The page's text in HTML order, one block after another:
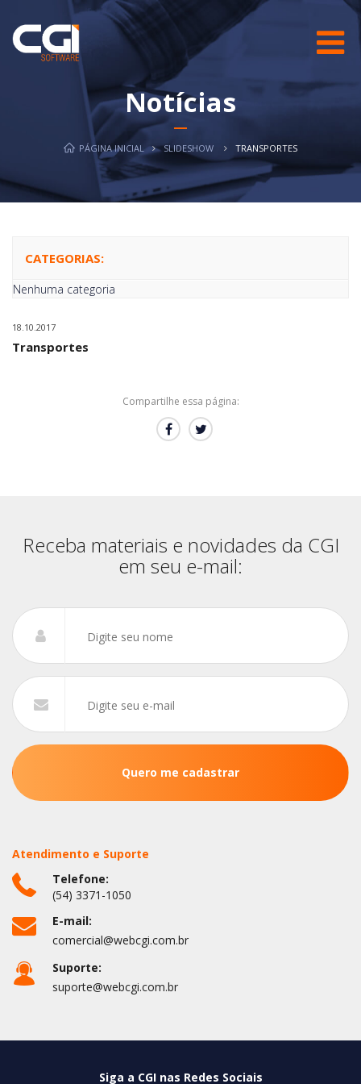
Notícias
PÁGINA INICIAL SLIDESHOW TRANSPORTES
CATEGORIAS:
Nenhuma categoria
18.10.2017
Transportes
Compartilhe essa página:
Receba materiais e novidades da CGI
em seu e-mail:
Atendimento e Suporte
Telefone:
(54) 3371-1050
E-mail:
comercial@webcgi.com.br
Suporte:
suporte@webcgi.com.br
Siga a CGI nas Redes Sociais